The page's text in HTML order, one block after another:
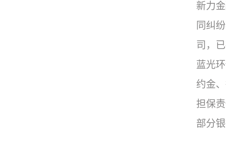
新力
同纠
司，
蓝光
约金
担保
部分银